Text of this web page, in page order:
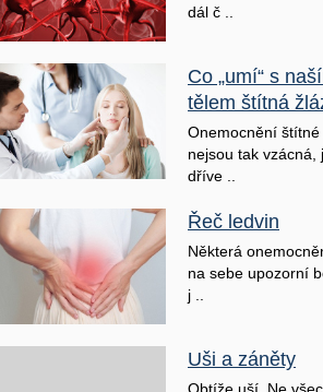
dál č ..
Co „umí“ s
tělem štítná
Onemocnění štítné
nejsou tak vzácná,
dříve ..
Řeč ledvin
Některá
na sebe upozorní
j ..
Uši a záněty
Obtíže uší. Ne